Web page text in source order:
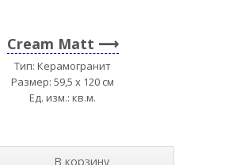
Cream Matt
Тип: Керамогранит
Размер: 59,5 x 120 см
Ед. изм.: кв.м.